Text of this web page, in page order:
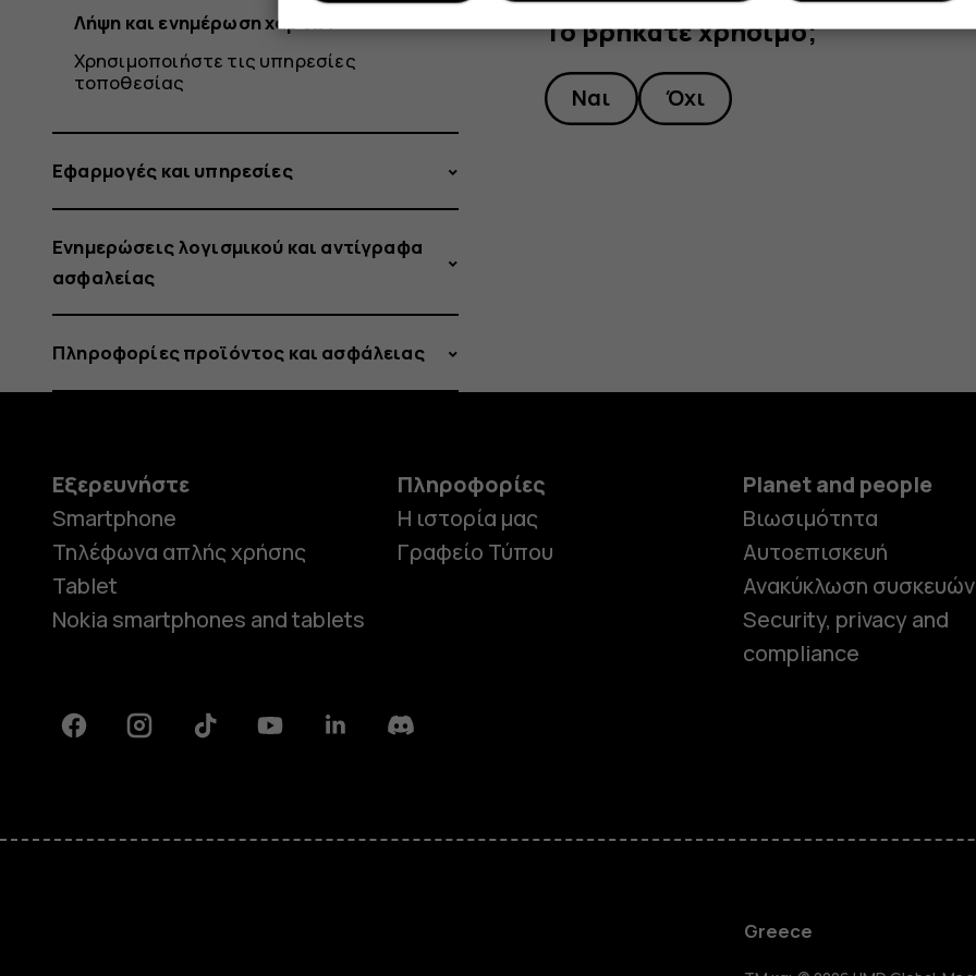
Το βρήκατε χρήσιμο;
Ναι Όχι
Λήψη και ενημέρωση χαρτών
Χρησιμοποιήστε τις υπηρεσίες
τοποθεσίας
Εφαρμογές και υπηρεσίες
Ενημερώσεις λογισμικού και αντίγραφα
ασφαλείας
Πληροφορίες προϊόντος και ασφάλειας
Εξερευνήστε
Smartphone
Τηλέφωνα απλής χρήσης
Tablet
Nokia smartphones and tablets
Πληροφορίες
Η ιστορία μας
Γραφείο Τύπου
Planet and people
Βιωσιμότητα
Αυτοεπισκευή
Ανακύκλωση συσκευών
Security, privacy and
compliance
FacebookInstagramTiktok YoutubeLinkedinDiscord
Greece